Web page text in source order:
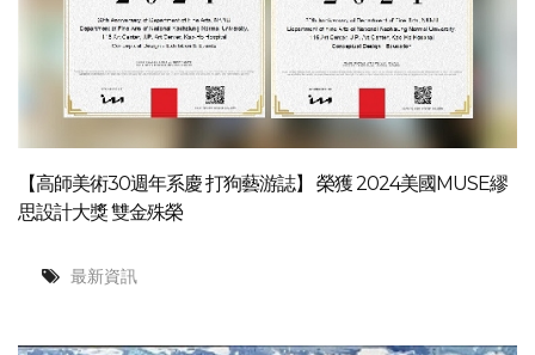
【高師美術30週年系慶 打狗藝游誌】 榮獲 2024美國MUSE繆
思設計大獎 雙金殊榮
最新資訊